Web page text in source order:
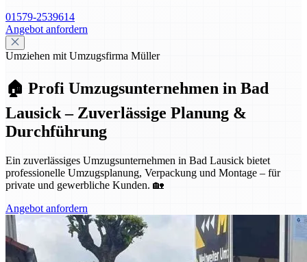
01579-2539614
Angebot anfordern
Umziehen mit Umzugsfirma Müller
🏠 Profi Umzugsunternehmen in Bad
Lausick – Zuverlässige Planung &
Durchführung
Ein zuverlässiges Umzugsunternehmen in Bad Lausick bietet
professionelle Umzugsplanung, Verpackung und Montage – für
private und gewerbliche Kunden. 🏡
Angebot anfordern